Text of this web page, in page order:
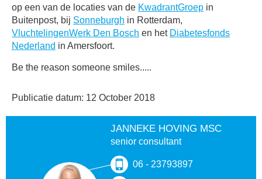
op een van de locaties van de KwadrantGroep in
Buitenpost, bij Sonneburgh in Rotterdam,
VluchtelingenWerk Den Bosch en het Diabetesfonds
Nederland in Amersfoort.
Be the reason someone smiles.....
Publicatie datum: 12 October 2018
JANNEKE HOVING MSC
senior consultant
06 - 23793897